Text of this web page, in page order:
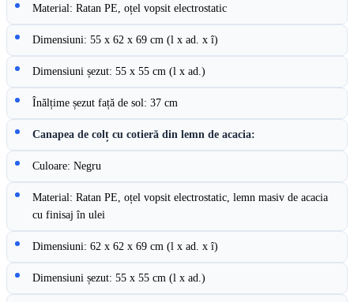
Material: Ratan PE, oțel vopsit electrostatic
Dimensiuni: 55 x 62 x 69 cm (l x ad. x î)
Dimensiuni șezut: 55 x 55 cm (l x ad.)
Înălțime șezut față de sol: 37 cm
Canapea de colț cu cotieră din lemn de acacia:
Culoare: Negru
Material: Ratan PE, oțel vopsit electrostatic, lemn masiv de acacia
cu finisaj în ulei
Dimensiuni: 62 x 62 x 69 cm (l x ad. x î)
Dimensiuni șezut: 55 x 55 cm (l x ad.)